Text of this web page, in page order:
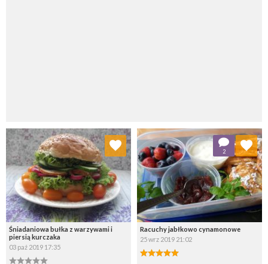
Śniadaniowa bułka z warzywami i
piersią kurczaka
03 paź 2019 17:35
Dodaj do ulubionych
Wybierz listę:
Racuchy jabłkowo cynamonowe
25 wrz 2019 21:02
2
Dodaj do ulubionych
Wybierz listę: